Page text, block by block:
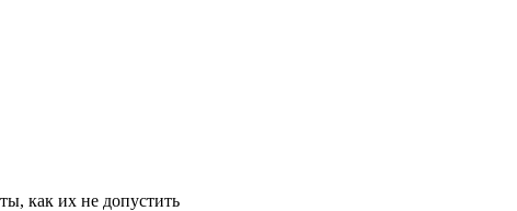
как их не допустить